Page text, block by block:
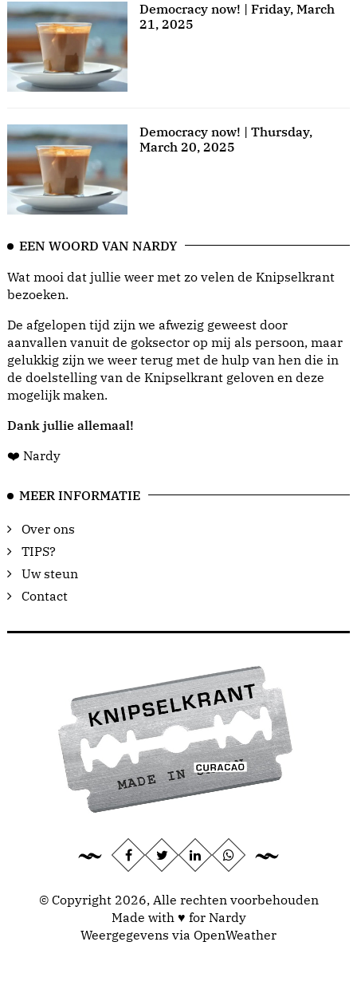
Democracy now! | Friday, March
21, 2025
Democracy now! | Thursday,
March 20, 2025
EEN WOORD VAN NARDY
Wat mooi dat jullie weer met zo velen de Knipselkrant
bezoeken.
De afgelopen tijd zijn we afwezig geweest door
aanvallen vanuit de goksector op mij als persoon, maar
gelukkig zijn we weer terug met de hulp van hen die in
de doelstelling van de Knipselkrant geloven en deze
mogelijk maken.
Dank jullie allemaal!
❤️ Nardy
MEER INFORMATIE
Over ons
TIPS?
Uw steun
Contact
© Copyright 2026, Alle rechten voorbehouden
Made with ♥ for Nardy
Weergegevens via OpenWeather